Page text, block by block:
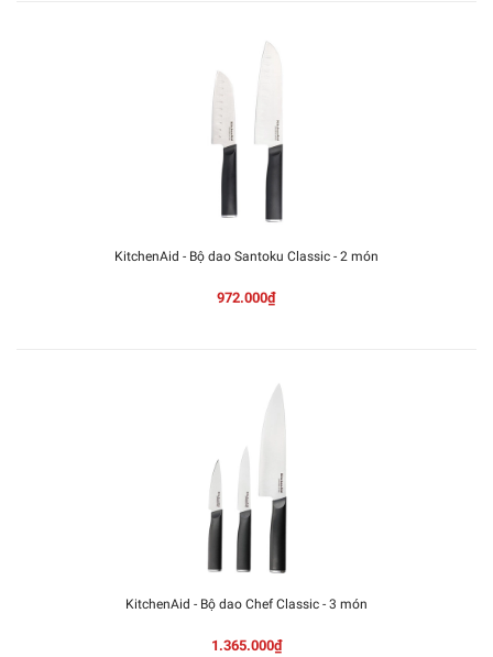
KitchenAid - Bộ dao Santoku Classic - 2 món
972.000₫
KitchenAid - Bộ dao Chef Classic - 3 món
1.365.000₫